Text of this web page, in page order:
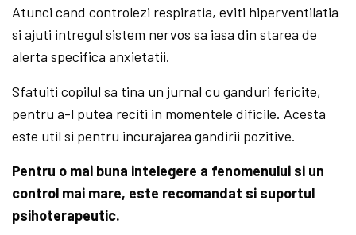
Atunci cand controlezi respiratia, eviti hiperventilatia
si ajuti intregul sistem nervos sa iasa din starea de
alerta specifica anxietatii.
Sfatuiti copilul sa tina un jurnal cu ganduri fericite,
pentru a-l putea reciti in momentele dificile. Acesta
este util si pentru incurajarea gandirii pozitive.
Pentru o mai buna intelegere a fenomenului si un
control mai mare, este recomandat si suportul
psihoterapeutic.